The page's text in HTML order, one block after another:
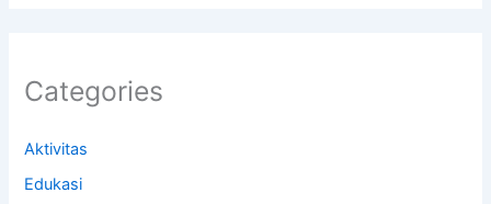
Categories
Aktivitas
Edukasi